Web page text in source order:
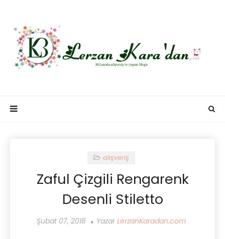
alışveriş
Zaful Çizgili Rengarenk
Desenli Stiletto
Şubat 07, 2018 Yazar LerzanKaradan.com